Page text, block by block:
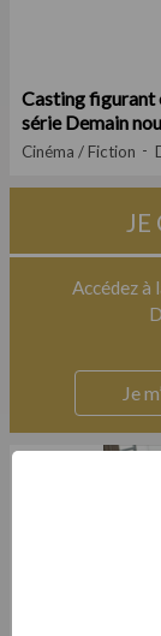
Casting figurant
série Demain
Cinéma / Fiction
JE
Accédez à
Je